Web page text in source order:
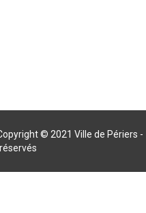
© 2021 Ville de Périers -